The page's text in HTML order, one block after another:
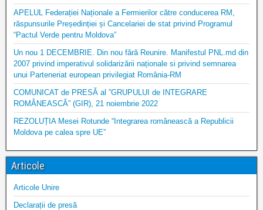
APELUL Federației Naționale a Fermierilor către conducerea RM,
răspunsurile Președinției și Cancelariei de stat privind Programul
“Pactul Verde pentru Moldova”
Un nou 1 DECEMBRIE. Din nou fără Reunire. Manifestul PNL.md din
2007 privind imperativul solidarizării naționale si privind semnarea
unui Parteneriat european privilegiat România-RM
COMUNICAT de PRESĂ al ”GRUPULUI de INTEGRARE
ROMÂNEASCĂ” (GIR), 21 noiembrie 2022
REZOLUȚIA Mesei Rotunde “Integrarea românească a Republicii
Moldova pe calea spre UE”
Articole
Articole Unire
Declarații de presă